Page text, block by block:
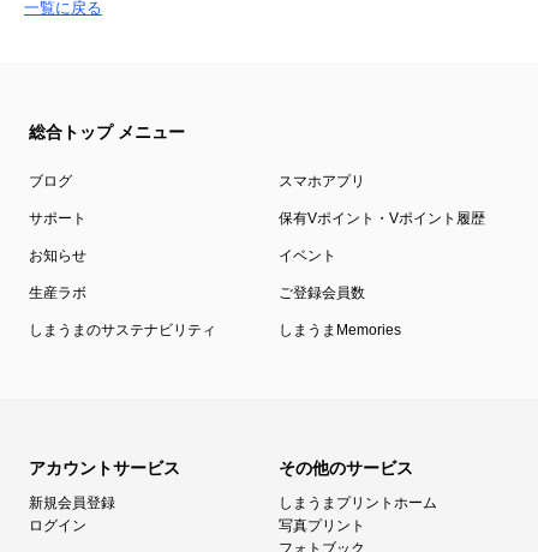
一覧に戻る
総合トップ メニュー
ブログ スマホアプリ
サポート 保有Vポイント・Vポイント履歴
お知らせ イベント
生産ラボ ご登録会員数
しまうまのサステナビリティ しまうまMemories
アカウントサービス
新規会員登録
ログイン
その他のサービス
しまうまプリントホーム
写真プリント
フォトブック